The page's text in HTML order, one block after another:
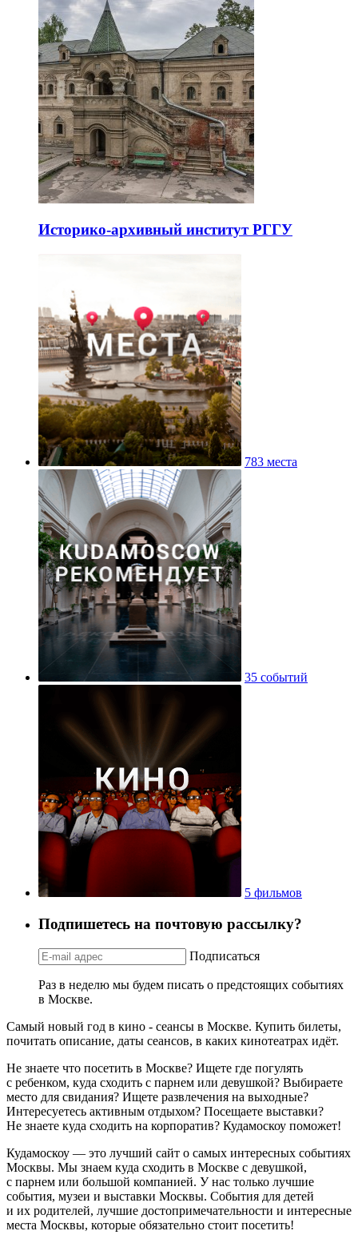
Историко-архивный институт РГГУ
783 места
35 событий
5 фильмов
Подпишетесь на почтовую рассылку?
Подписаться
Раз в неделю мы будем писать о предстоящих событиях
в Москве.
Самый новый год в кино - сеансы в Москве. Купить билеты,
почитать описание, даты сеансов, в каких кинотеатрах идёт.
Не знаете что посетить в Москве? Ищете где погулять
с ребенком, куда сходить с парнем или девушкой? Выбираете
место для свидания? Ищете развлечения на выходные?
Интересуетесь активным отдыхом? Посещаете выставки?
Не знаете куда сходить на корпоратив? Кудамоскоу поможет!
Кудамоскоу — это лучший сайт о самых интересных событиях
Москвы. Мы знаем куда сходить в Москве с девушкой,
с парнем или большой компанией. У нас только лучшие
события, музеи и выставки Москвы. События для детей
и их родителей, лучшие достопримечательности и интересные
места Москвы, которые обязательно стоит посетить!